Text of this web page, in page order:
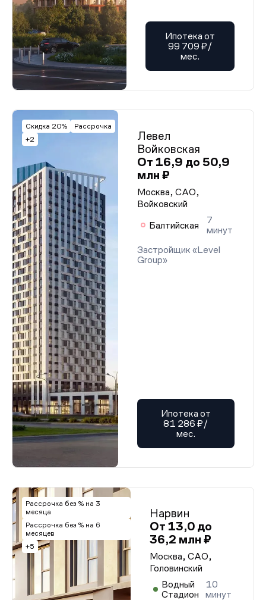
Ипотека от
99 709 ₽/
мес.
Скидка 20%
Рассрочка
+2
Левел
Войковская
От 16,9 до 50,9
млн ₽
Москва, САО,
Войковский
Балтийская
7
минут
Застройщик «Level
Group»
Ипотека от
81 286 ₽/
мес.
Рассрочка без % на 3
месяца
Рассрочка без % на 6
месяцев
+5
Нарвин
От 13,0 до
36,2 млн ₽
Москва, САО,
Головинский
Водный
Стадион
10
минут